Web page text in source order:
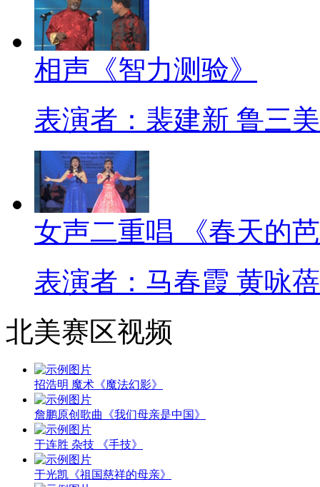
相声《智力测验》
表演者：裴建新 鲁三美
女声二重唱 《春天的
表演者：马春霞 黄咏蓓
北美赛区视频
招浩明 魔术《魔法幻影》
詹鹏原创歌曲《我们母亲是中国》
于连胜 杂技 《手技》
于光凯《祖国慈祥的母亲》